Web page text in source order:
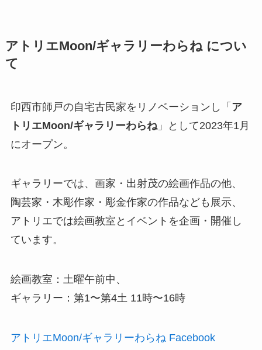
アトリエMoon/ギャラリーわらね につい
て
印西市師戸の自宅古民家をリノベーションし「 ア
トリエMoon/ギャラリーわらね」として2023年1月
にオープン。
ギャラリーでは、画家・出射茂の絵画作品の他、
陶芸家・木彫作家・彫金作家の作品なども展示、
アトリエでは絵画教室とイベントを企画・開催し
ています。
絵画教室：土曜午前中、
ギャラリー：第1〜第4土 11時〜16時
アトリエMoon/ギャラリーわらね Facebook